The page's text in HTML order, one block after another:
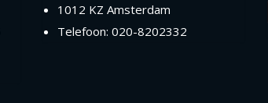
1012 KZ Amsterdam
Telefoon: 020-8202332